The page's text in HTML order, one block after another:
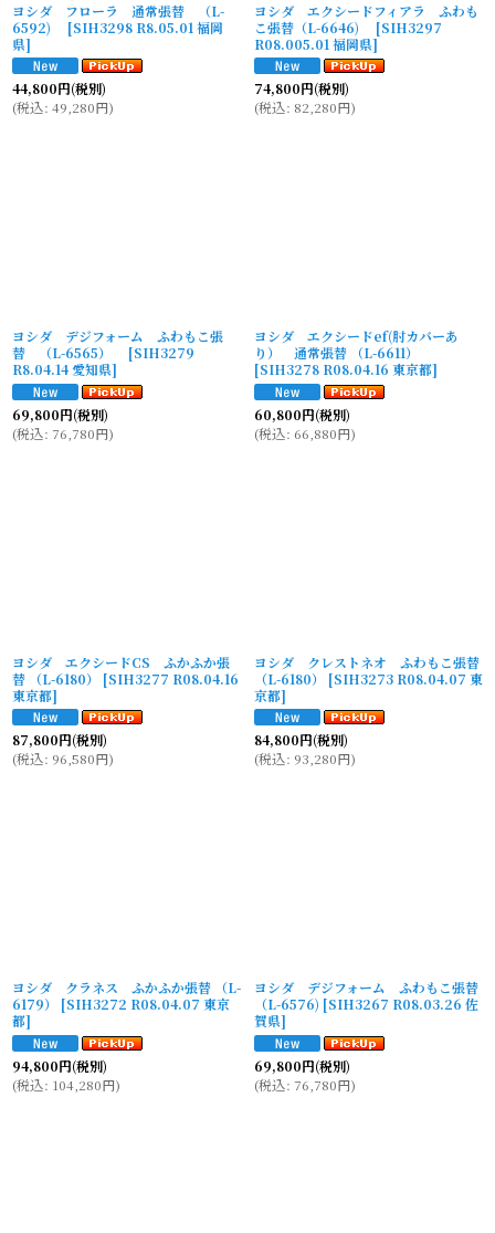
ヨシダ フローラ 通常張替 （L-
6592)
[SIH3298 R8.05.01 福岡
県]
44,800円(税別)
(税込: 49,280円)
ヨシダ エクシードフィアラ ふわも
こ張替（L-6646)
[SIH3297
R08.005.01 福岡県]
74,800円(税別)
(税込: 82,280円)
ヨシダ デジフォーム ふわもこ張
替 （L-6565）
[SIH3279
R8.04.14 愛知県]
69,800円(税別)
(税込: 76,780円)
ヨシダ エクシードef(肘カバーあ
り） 通常張替 （L-6611）
[SIH3278 R08.04.16 東京都]
60,800円(税別)
(税込: 66,880円)
ヨシダ エクシードCS ふかふか張
替 （L-6180）
[SIH3277 R08.04.16
東京都]
87,800円(税別)
(税込: 96,580円)
ヨシダ クレストネオ ふわもこ張替
（L-6180）
[SIH3273 R08.04.07 東
京都]
84,800円(税別)
(税込: 93,280円)
ヨシダ クラネス ふかふか張替 （L-
6179）
[SIH3272 R08.04.07 東京
都]
94,800円(税別)
(税込: 104,280円)
ヨシダ デジフォーム ふわもこ張替
（L-6576) [SIH3267 R08.03.26 佐
賀県]
69,800円(税別)
(税込: 76,780円)